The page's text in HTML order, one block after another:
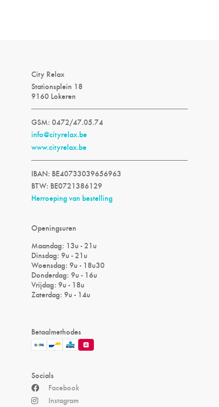
City Relax
Stationsplein 18
9160 Lokeren
GSM: 0472/47.05.74
info@cityrelax.be
www.cityrelax.be
IBAN: BE40733039656963
BTW: BE0721386129
Herroeping van bestelling
Openingsuren
Maandag: 13u - 21u
Dinsdag: 9u - 21u
Woensdag: 9u - 18u30
Donderdag: 9u - 16u
Vrijdag: 9u - 18u
Zaterdag: 9u - 14u
Betaalmethodes
Socials
Facebook
Instagram